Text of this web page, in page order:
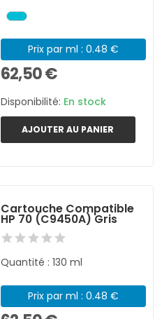
Prix par ml : 0.48 €
62,50 €
Disponibilité: En stock
AJOUTER AU PANIER
Cartouche Compatible
HP 70 (C9450A) Gris
Quantité : 130 ml
Prix par ml : 0.48 €